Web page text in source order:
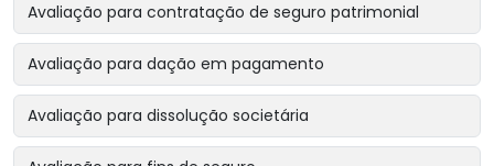
Avaliação para contratação de seguro patrimonial
Avaliação para dação em pagamento
Avaliação para dissolução societária